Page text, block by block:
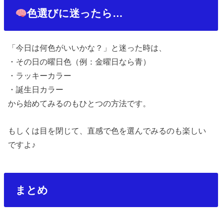
色選びに迷ったら …
「今日は何色がいいかな？」と迷った時は、
・その日の曜日色（例：金曜日なら青）
・ラッキーカラー
・誕生日カラー
から始めてみるのもひとつの方法です。
もしくは目を閉じて、直感で色を選んでみるのも楽しい
ですよ ♪
まとめ